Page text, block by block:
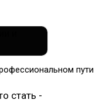
пути
стать -